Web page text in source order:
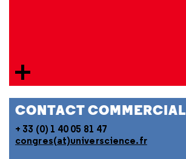
CONTACT COMMERCIAL
+ 33 (0) 1 40 05 81 47
congres(at)universcience.fr